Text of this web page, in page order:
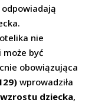
nie
być
obowiązująca
wprowadziła
wzrostu dziecka,